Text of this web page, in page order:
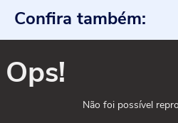
Confira também:
Ops!
Não foi possível